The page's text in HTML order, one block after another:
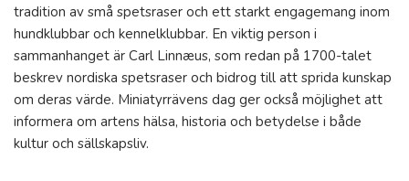
tradition av små spetsraser och ett starkt engagemang inom
hundklubbar och kennelklubbar. En viktig person i
sammanhanget är Carl Linnæus, som redan på 1700-talet
beskrev nordiska spetsraser och bidrog till att sprida kunskap
om deras värde. Miniatyrrävens dag ger också möjlighet att
informera om artens hälsa, historia och betydelse i både
kultur och sällskapsliv.